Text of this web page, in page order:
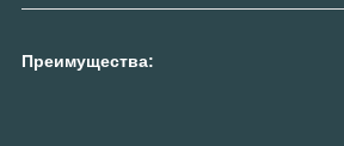
Преимущества: